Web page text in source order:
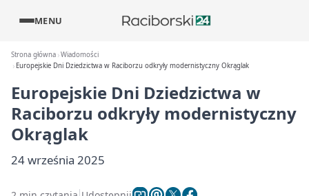
MENU
Strona główna Wiadomości
Europejskie Dni Dziedzictwa w Raciborzu odkryły modernistyczny Okrąglak
Europejskie Dni Dziedzictwa w
Raciborzu odkryły modernistyczny
Okrąglak
24 września 2025